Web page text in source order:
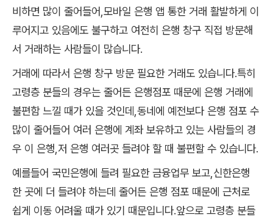
비하면 많이 줄어들어,모바일 은행 앱 통한 거래 활발하게 이
루어지고 있음에도 불구하고 여전히 은행 창구 직접 방문해
서 거래하는 사람들이 많습니다.
거래에 따라서 은행 창구 방문 필요한 거래도 있습니다.특히
고령층 분들의 경우는 줄어든 은행점포 때문에 은행 거래에
불편함 느낄 때가 있을 것인데,동네에 예전보다 은행 점포 수
많이 줄어들어 여러 은행에 계좌 보유하고 있는 사람들의 경
우 이 은행,저 은행 여러곳 들려야 할 때 불편할 수 있습니다.
예를들어 국민은행에 들려 필요한 금융업무 보고,신한은행
한 곳에 더 들려야 하는데 줄어든 은행 점포 때문에 근처로
쉽게 이동 어려울 때가 있기 때문입니다.앞으로 고령층 분들